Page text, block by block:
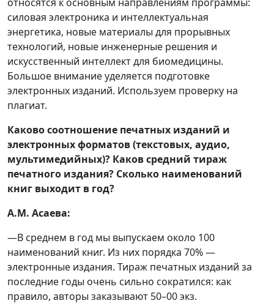
силовая электроника и интеллектуальная
энергетика, новые материалы для прорывных
технологий, новые инженерные решения и
искусственный интеллект для биомедицины.
Большое внимание уделяется подготовке
электронных изданий. Используем проверку на
плагиат.
Каково соотношение печатных изданий и
электронных форматов (текстовых, аудио,
мультимедийных)? Каков средний тираж
печатного издания? Сколько наименований
книг выходит в год?
А.М. Асаева:
—В среднем в год мы выпускаем около 100
наименований книг. Из них порядка 70% —
электронные издания. Тираж печатных изданий за
последние годы очень сильно сократился: как
правило, авторы заказывают 50–00 экз.